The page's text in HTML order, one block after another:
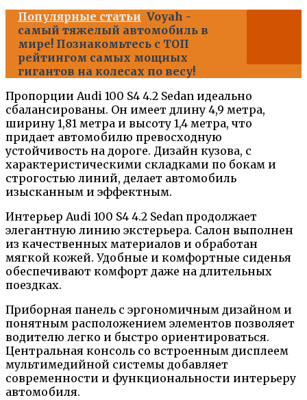
Популярные статьи Voyah -
самый тяжелый автомобиль в
мире! Познакомьтесь с ТОП
рейтингом самых мощных
гигантов на колесах по весу!
Пропорции Audi 100 S4 4.2 Sedan идеально
сбалансированы. Он имеет длину 4,9 метра,
ширину 1,81 метра и высоту 1,4 метра, что
придает автомобилю превосходную
устойчивость на дороге. Дизайн кузова, с
характеристическими складками по бокам и
строгостью линий, делает автомобиль
изысканным и эффектным.
Интерьер Audi 100 S4 4.2 Sedan продолжает
элегантную линию экстерьера. Салон выполнен
из качественных материалов и обработан
мягкой кожей. Удобные и комфортные сиденья
обеспечивают комфорт даже на длительных
поездках.
Приборная панель с эргономичным дизайном и
понятным расположением элементов позволяет
водителю легко и быстро ориентироваться.
Центральная консоль со встроенным дисплеем
мультимедийной системы добавляет
современности и функциональности интерьеру
автомобиля.